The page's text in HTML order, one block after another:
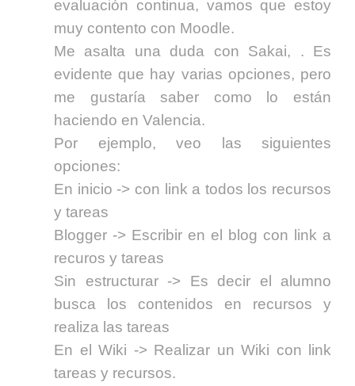
evaluación continua, vamos que estoy
muy contento con Moodle.
Me asalta una duda con Sakai, . Es
evidente que hay varias opciones, pero
me gustaría saber como lo están
haciendo en Valencia.
Por ejemplo, veo las siguientes
opciones:
En inicio -> con link a todos los recursos
y tareas
Blogger -> Escribir en el blog con link a
recuros y tareas
Sin estructurar -> Es decir el alumno
busca los contenidos en recursos y
realiza las tareas
En el Wiki -> Realizar un Wiki con link
tareas y recursos.